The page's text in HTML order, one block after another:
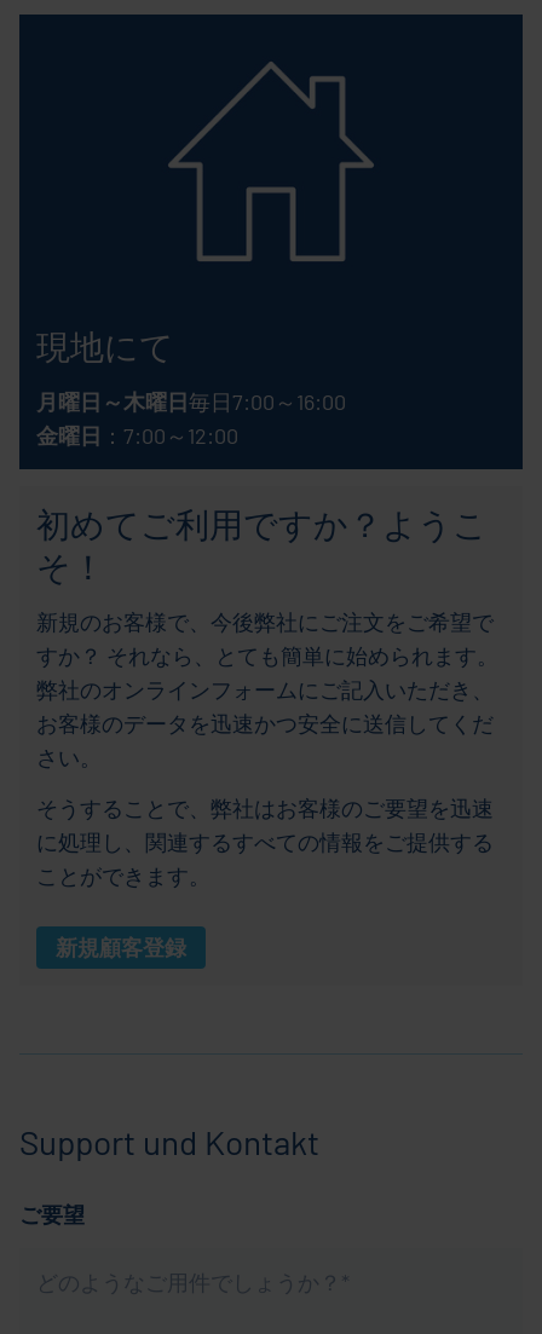
現地にて
月曜日～木曜日毎日7:00～16:00
金曜日 ：7:00～12:00
初めてご利用ですか？ようこ
そ！
新規のお客様で、今後弊社にご注文をご希望で
すか？ それなら、とても簡単に始められます。
弊社のオンラインフォームにご記入いただき、
お客様のデータを迅速かつ安全に送信してくだ
さい。
そうすることで、弊社はお客様のご要望を迅速
に処理し、関連するすべての情報をご提供する
ことができます。
新規顧客登録
Support und Kontakt
ご要望